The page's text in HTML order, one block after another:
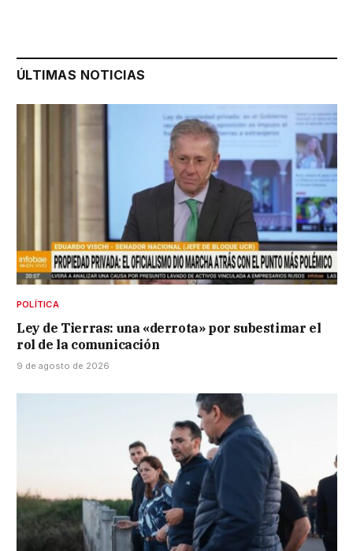
ÚLTIMAS NOTICIAS
POLÍTICA
Ley de Tierras: una «derrota» por subestimar el
rol de la comunicación
9 de agosto de 2026